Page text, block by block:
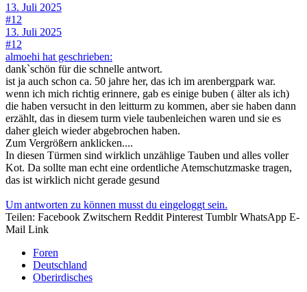
13. Juli 2025
#12
13. Juli 2025
#12
almoehi hat geschrieben:
dank`schön für die schnelle antwort.
ist ja auch schon ca. 50 jahre her, das ich im arenbergpark war.
wenn ich mich richtig erinnere, gab es einige buben ( älter als ich)
die haben versucht in den leitturm zu kommen, aber sie haben dann
erzählt, das in diesem turm viele taubenleichen waren und sie es
daher gleich wieder abgebrochen haben.
Zum Vergrößern anklicken....
In diesen Türmen sind wirklich unzählige Tauben und alles voller
Kot. Da sollte man echt eine ordentliche Atemschutzmaske tragen,
das ist wirklich nicht gerade gesund
Um antworten zu können musst du eingeloggt sein.
Teilen: Facebook Zwitschern Reddit Pinterest Tumblr WhatsApp E-
Mail Link
Foren
Deutschland
Oberirdisches